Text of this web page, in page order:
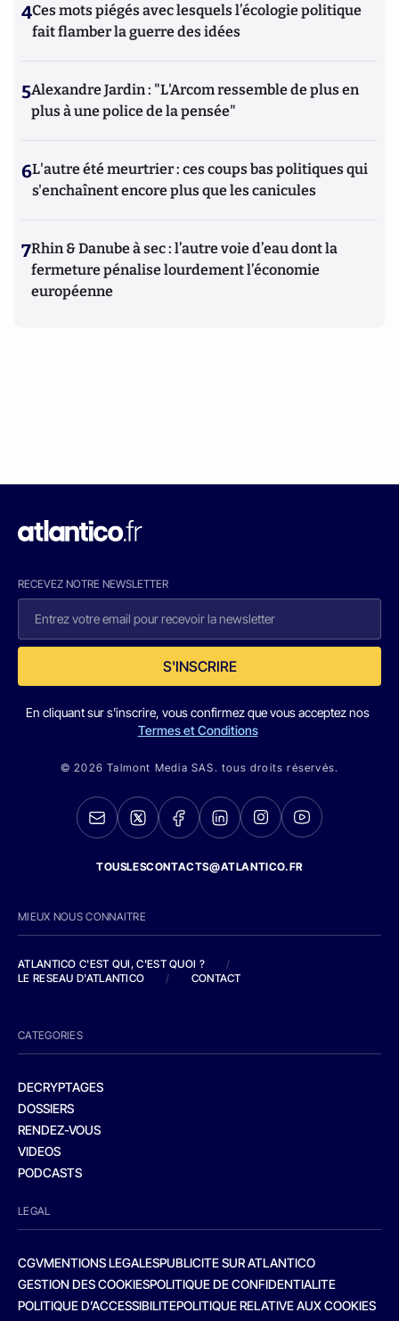
4Ces mots piégés avec lesquels l’écologie politique
fait flamber la guerre des idées
5Alexandre Jardin : "L'Arcom ressemble de plus en
plus à une police de la pensée"
6L'autre été meurtrier : ces coups bas politiques qui
s'enchaînent encore plus que les canicules
7Rhin & Danube à sec : l’autre voie d’eau dont la
fermeture pénalise lourdement l’économie
européenne
RECEVEZ NOTRE NEWSLETTER
S'INSCRIRE
En cliquant sur s'inscrire, vous confirmez que vous acceptez nos
Termes et Conditions
© 2026 Talmont Media SAS. tous droits réservés.
TOUSLESCONTACTS@ATLANTICO.FR
MIEUX NOUS CONNAITRE
ATLANTICO C'EST QUI, C'EST QUOI ?
/
LE RESEAU D'ATLANTICO
/ CONTACT
CATEGORIES
DECRYPTAGES
DOSSIERS
RENDEZ-VOUS
VIDEOS
PODCASTS
LEGAL
CGVMENTIONS LEGALESPUBLICITE SUR ATLANTICO
GESTION DES COOKIESPOLITIQUE DE CONFIDENTIALITE
POLITIQUE D’ACCESSIBILITEPOLITIQUE RELATIVE AUX COOKIES